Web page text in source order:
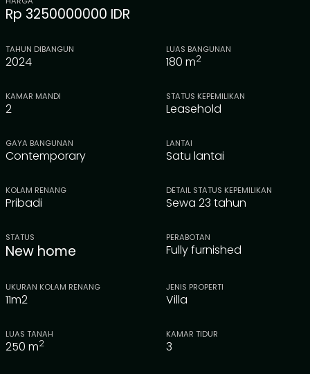
Rp 3250000000 IDR
TAHUN DIBANGUN
2024
LUAS BANGUNAN
180 m2
KAMAR MANDI
2
STATUS KEPEMILIKAN
Leasehold
GAYA BANGUNAN
Contemporary
LANTAI
Satu lantai
KOLAM RENANG
Pribadi
DETAIL STATUS KEPEMILIKAN
Sewa 23 tahun
STATUS
New home
PERABOTAN
Fully furnished
UKURAN KOLAM RENANG
11m2
JENIS PROPERTI
Villa
LUAS TANAH
250 m2
KAMAR TIDUR
3